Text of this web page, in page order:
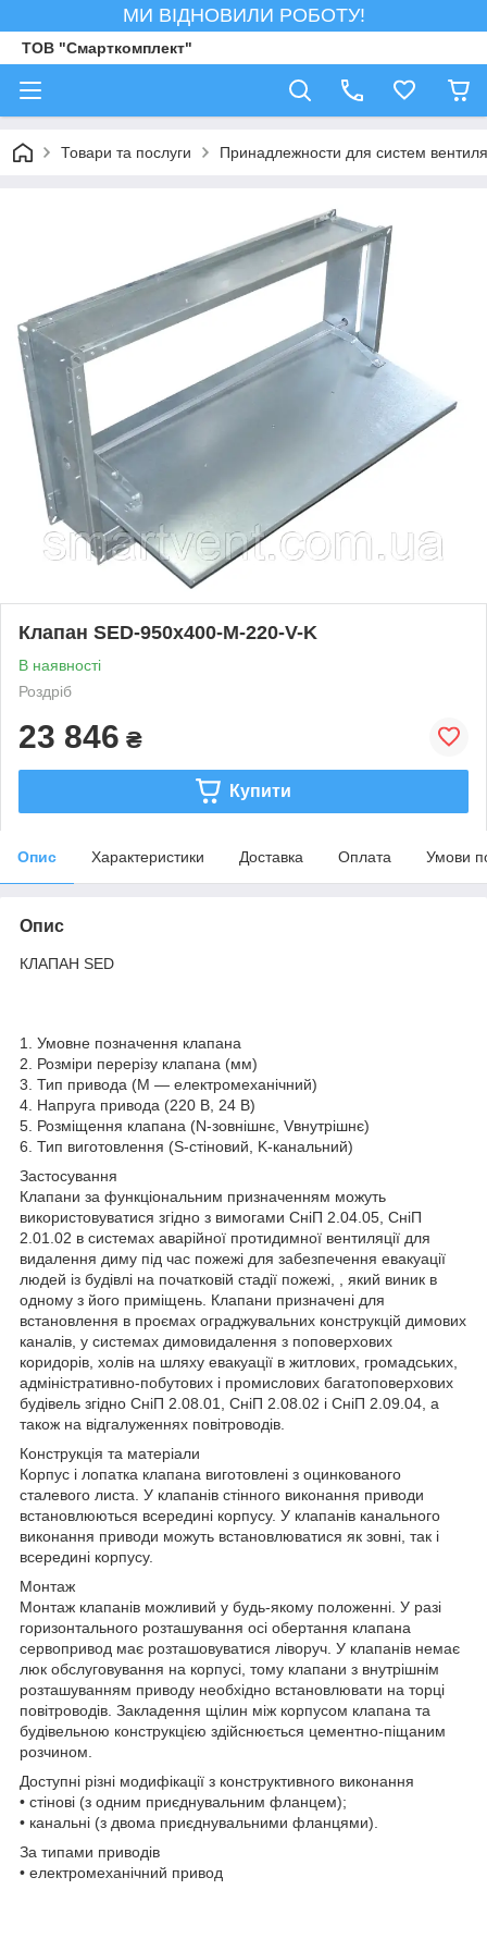
МИ ВІДНОВИЛИ РОБОТУ!
ТОВ "Смарткомплект"
Товари та послуги Принадлежности для систем
Клапан SED-950x400-M-220-V-K
В наявності
Роздріб
23 846 ₴
Купити
Опис Характеристики Доставка Оплата Умови
Опис
КЛАПАН SED
1. Умовне позначення клапана
2. Розміри перерізу клапана (мм)
3. Тип привода (M — електромеханічний)
4. Напруга привода (220 В, 24 В)
5. Розміщення клапана (N-зовнішнє, Vвнутрішнє)
6. Тип виготовлення (S-стіновий, K-канальний)
Застосування
Клапани за функціональним призначенням можуть
використовуватися згідно з вимогами СніП 2.04.05, СніП
2.01.02 в системах аварійної протидимної вентиляції для
видалення диму під час пожежі для забезпечення евакуації
людей із будівлі на початковій стадії пожежі, , який виник в
одному з його приміщень. Клапани призначені для
встановлення в проємах ограджувальних конструкцій димових
каналів, у системах димовидалення з поповерхових
коридорів, холів на шляху евакуації в житлових, громадських,
адміністративно-побутових і промислових багатоповерхових
будівель згідно СніП 2.08.01, СніП 2.08.02 і СніП 2.09.04, а
також на відгалуженнях повітроводів.
Конструкція та матеріали
Корпус і лопатка клапана виготовлені з оцинкованого
сталевого листа. У клапанів стінного виконання приводи
встановлюються всередині корпусу. У клапанів канального
виконання приводи можуть встановлюватися як зовні, так і
всередині корпусу.
Монтаж
Монтаж клапанів можливий у будь-якому положенні. У разі
горизонтального розташування осі обертання клапана
сервопривод має розташовуватися ліворуч. У клапанів немає
люк обслуговування на корпусі, тому клапани з внутрішнім
розташуванням приводу необхідно встановлювати на торці
повітроводів. Закладення щілин між корпусом клапана та
будівельною конструкцією здійснюється цементно-піщаним
розчином.
Доступні різні модифікації з конструктивного виконання
• стінові (з одним приєднувальним фланцем);
• канальні (з двома приєднувальними фланцями).
За типами приводів
• електромеханічний привод